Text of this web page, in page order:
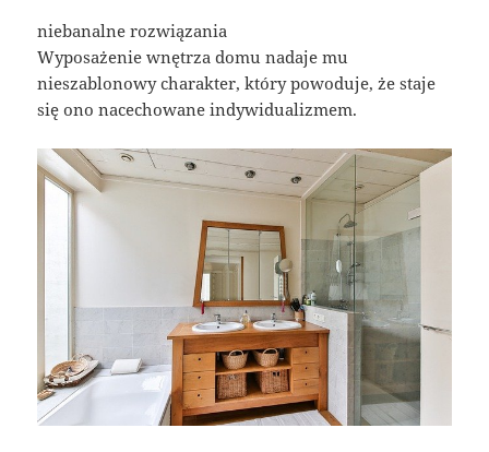
niebanalne rozwiązania
Wyposażenie wnętrza domu nadaje mu
nieszablonowy charakter, który powoduje, że staje
się ono nacechowane indywidualizmem.